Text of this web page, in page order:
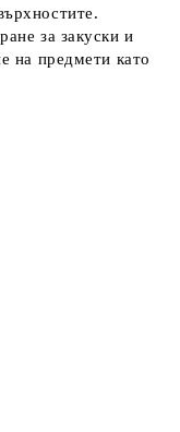
за закуски и
на предмети като